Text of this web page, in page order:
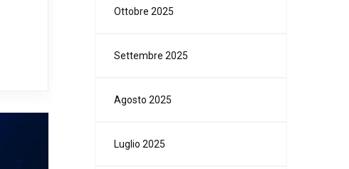
Ottobre 2025
Settembre 2025
Agosto 2025
Luglio 2025